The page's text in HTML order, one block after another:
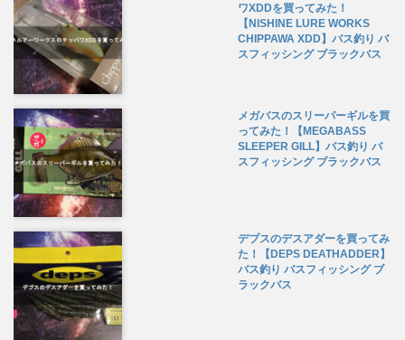
ワXDDを買ってみた！
【NISHINE LURE WORKS
CHIPPAWA XDD】バス釣り バ
スフィッシング ブラックバス
メガバスのスリーパーギルを買
ってみた！【MEGABASS
SLEEPER GILL】バス釣り バ
スフィッシング ブラックバス
デプスのデスアダーを買ってみ
た！【DEPS DEATHADDER】
バス釣り バスフィッシング ブ
ラックバス